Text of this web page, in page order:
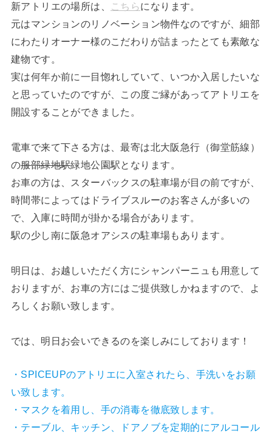
新アトリエの場所は、 こちらになります。
元はマンションのリノベーション物件なのですが、細部
にわたりオーナー様のこだわりが詰まったとても素敵な
建物です。
実は何年か前に一目惚れしていて、いつか入居したいな
と思っていたのですが、この度ご縁があってアトリエを
開設することができました。
電車で来て下さる方は、最寄は北大阪急行（御堂筋線）
の服部緑地駅緑地公園駅となります。
お車の方は、スターバックスの駐車場が目の前ですが、
時間帯によってはドライブスルーのお客さんが多いの
で、入庫に時間が掛かる場合があります。
駅の少し南に阪急オアシスの駐車場もあります。
明日は、お越しいただく方にシャンパーニュも用意して
おりますが、お車の方にはご提供致しかねますので、よ
ろしくお願い致します。
では、明日お会いできるのを楽しみにしております！
・SPICEUPのアトリエに入室されたら、手洗いをお願
い致します。
・マスクを着用し、手の消毒を徹底致します。
・テーブル、キッチン、ドアノブを定期的にアルコール